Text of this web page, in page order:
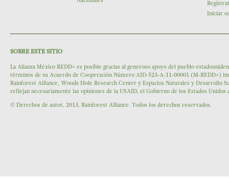
Iniciar
SOBRE ESTE SITIO
La Alianza México REDD+ es posible gracias al generoso apoyo del pueblo
términos de su Acuerdo de Cooperación Número AID-523-A-11-00001 (M-REDD+)
Rainforest Alliance, Woods Hole Research Center y Espacios Naturales y Desarrollo
reflejan necesariamente las opiniones de la USAID, el Gobierno de los Estados Unidos
© Derechos de autor, 2013, Rainforest Alliance. Todos los derechos reservados.